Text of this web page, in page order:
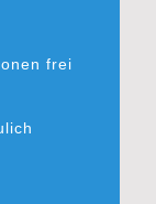
frei